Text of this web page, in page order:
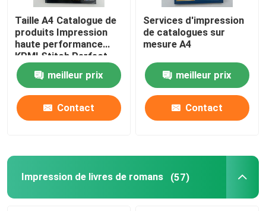
Taille A4 Catalogue de
produits Impression
haute performance
KPMI Stitch Perfect
bind
meilleur prix
Contact
Services d'impression
de catalogues sur
mesure A4
meilleur prix
Contact
Impression de livres de romans (57)